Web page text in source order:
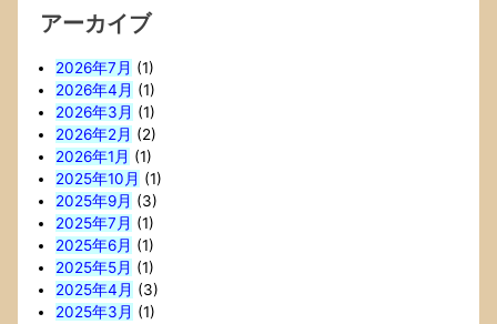
アーカイブ
2026年7月 (1)
2026年4月 (1)
2026年3月 (1)
2026年2月 (2)
2026年1月 (1)
2025年10月 (1)
2025年9月 (3)
2025年7月 (1)
2025年6月 (1)
2025年5月 (1)
2025年4月 (3)
2025年3月 (1)